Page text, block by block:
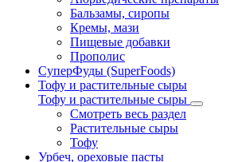
Бальзамы, сиропы
Кремы, мази
Пищевые добавки
Прополис
СуперФуды (SuperFoods)
Тофу и растительные сыры
Тофу и растительные сыры
Смотреть весь раздел
Растительные сыры
Тофу
Урбеч, ореховые пасты